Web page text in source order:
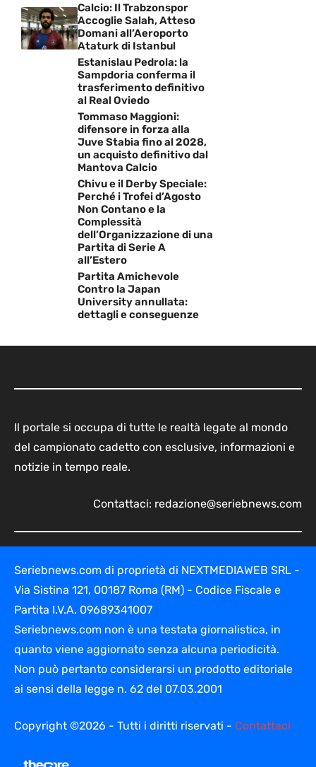
Calcio: Il Trabzonspor
Accoglie Salah, Atteso
Domani all’Aeroporto
Ataturk di Istanbul
Estanislau Pedrola: la
Sampdoria conferma il
trasferimento definitivo
al Real Oviedo
Tommaso Maggioni:
difensore in forza alla
Juve Stabia fino al 2028,
un acquisto definitivo dal
Mantova Calcio
Chivu e il Derby Speciale:
Perché i Trofei d’Agosto
Non Contano e la
Complessità
dell’Organizzazione di una
Partita di Serie A
all’Estero
Partita Amichevole
Contro la Japan
University annullata:
dettagli e conseguenze
Il portale si occupa di tutte le realtà legate al mondo
del campionato cadetto con esclusive, informazioni e
notizie in tempo reale.
Contattaci: redazione@seriebnews.com
Seriebnews.com di proprietà di NEXTMEDIAWEB SRL -
Via Sistina 121, 00187 Roma (RM) - Codice Fiscale e
Partita I.V.A. 09689341007
Seriebnews.com non è una testata giornalistica, in
quanto viene aggiornato senza alcuna periodicità.
Non può pertanto considerarsi un prodotto editoriale
ai sensi della legge n. 62 del 07.03.2001
Copyright ©2026 - Tutti i diritti riservati - Contattaci